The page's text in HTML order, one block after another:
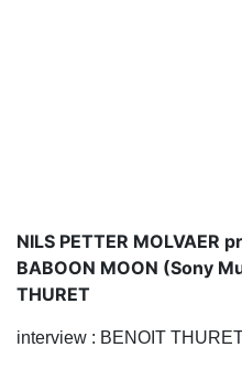
NILS PETTER MOLVAER
BABOON MOON (Sony
THURET
interview : BENOIT